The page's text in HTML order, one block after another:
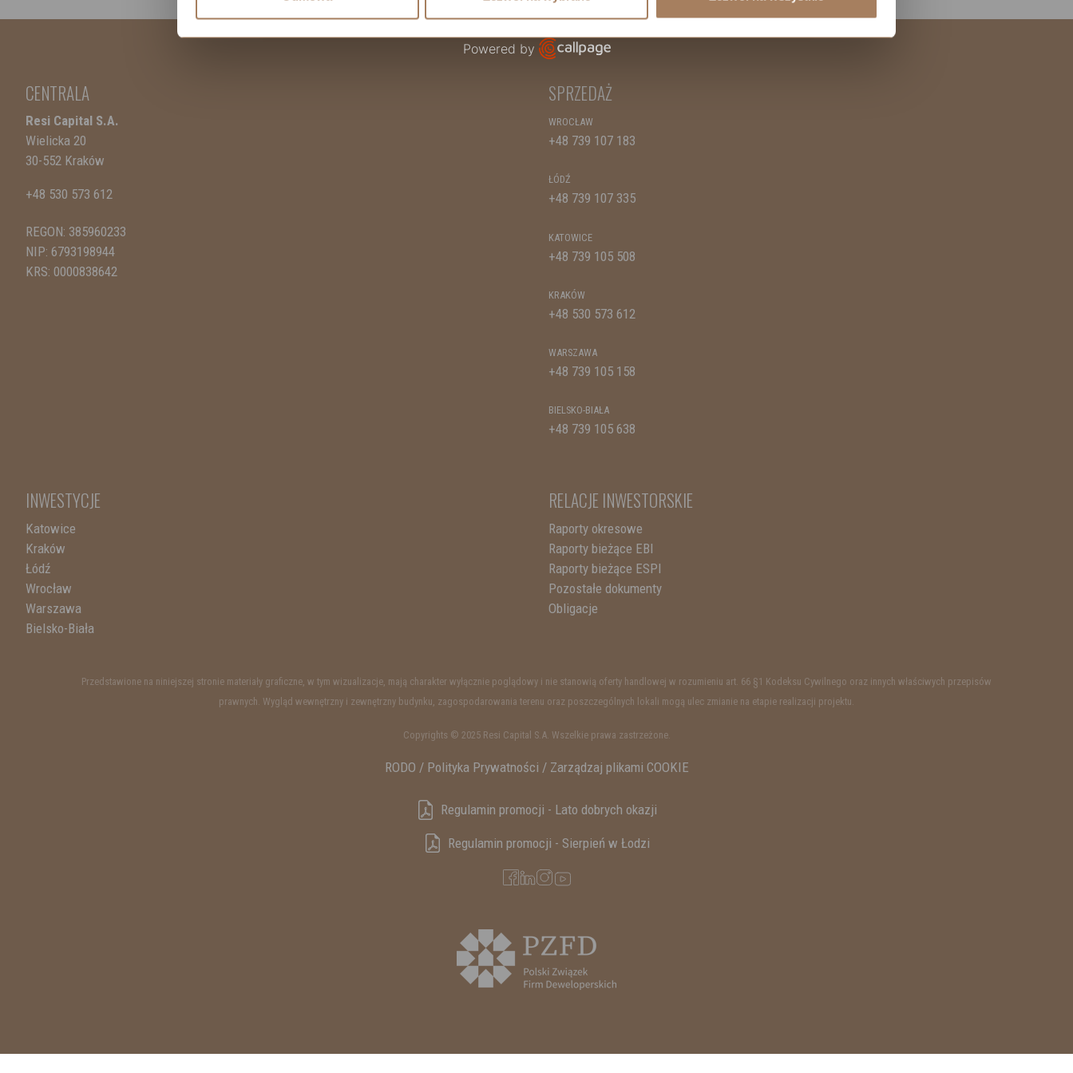
CENTRALA
Resi Capital S.A.
Wielicka 20
30-552 Kraków
+48 530 573 612
REGON: 385960233
NIP: 6793198944
KRS: 0000838642
SPRZEDAŻ
WROCŁAW
+48 739 107 183
ŁÓDŹ
+48 739 107 335
KATOWICE
+48 739 105 508
KRAKÓW
+48 530 573 612
WARSZAWA
+48 739 105 158
BIELSKO-BIAŁA
+48 739 105 638
INWESTYCJE
Katowice
Kraków
Łódź
Wrocław
Warszawa
Bielsko-Biała
RELACJE INWESTORSKIE
Raporty okresowe
Raporty bieżące EBI
Raporty bieżące ESPI
Pozostałe dokumenty
Obligacje
Przedstawione na niniejszej stronie materiały graficzne, w tym wizualizacje, mają charakter wyłącznie poglądowy i nie stanowią oferty handlowej w rozumieniu art. 66 §1 Kodeksu Cywilnego oraz innych właściwych przepisów
prawnych. Wygląd wewnętrzny i zewnętrzny budynku, zagospodarowania terenu oraz poszczególnych lokali mogą ulec zmianie na etapie realizacji projektu.
Copyrights © 2025 Resi Capital S.A. Wszelkie prawa zastrzeżone.
RODO / Polityka Prywatności / Zarządzaj plikami COOKIE
Regulamin promocji - Lato dobrych okazji
Regulamin promocji - Sierpień w Łodzi
Powered by